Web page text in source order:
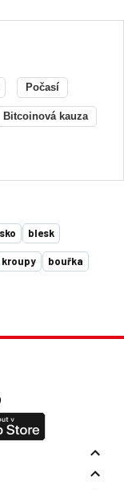
Počasí
Bitcoinová kauza
blesk
kroupy bouřka